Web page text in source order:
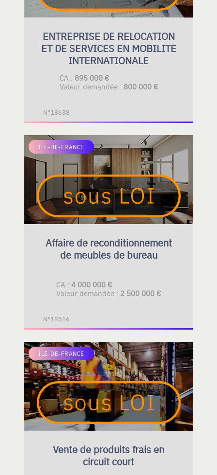
ENTREPRISE DE RELOCATION
ET DE SERVICES EN MOBILITE
INTERNATIONALE
CA : 895 000 €
Valeur demandée : 800 000 €
N°18638
ÎLE-DE-FRANCE
Affaire de reconditionnement
de meubles de bureau
CA : 4 000 000 €
Valeur demandée : 2 500 000 €
N°18516
ÎLE-DE-FRANCE
Vente de produits frais en
circuit court